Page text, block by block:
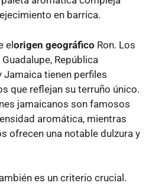
en barrica.
elorigen geográfico Ron. Los
República
Jamaica tienen perfiles
que reflejan su terruño único.
jamaicanos son famosos
aromática, mientras
ofrecen una notable dulzura y
es un criterio crucial.